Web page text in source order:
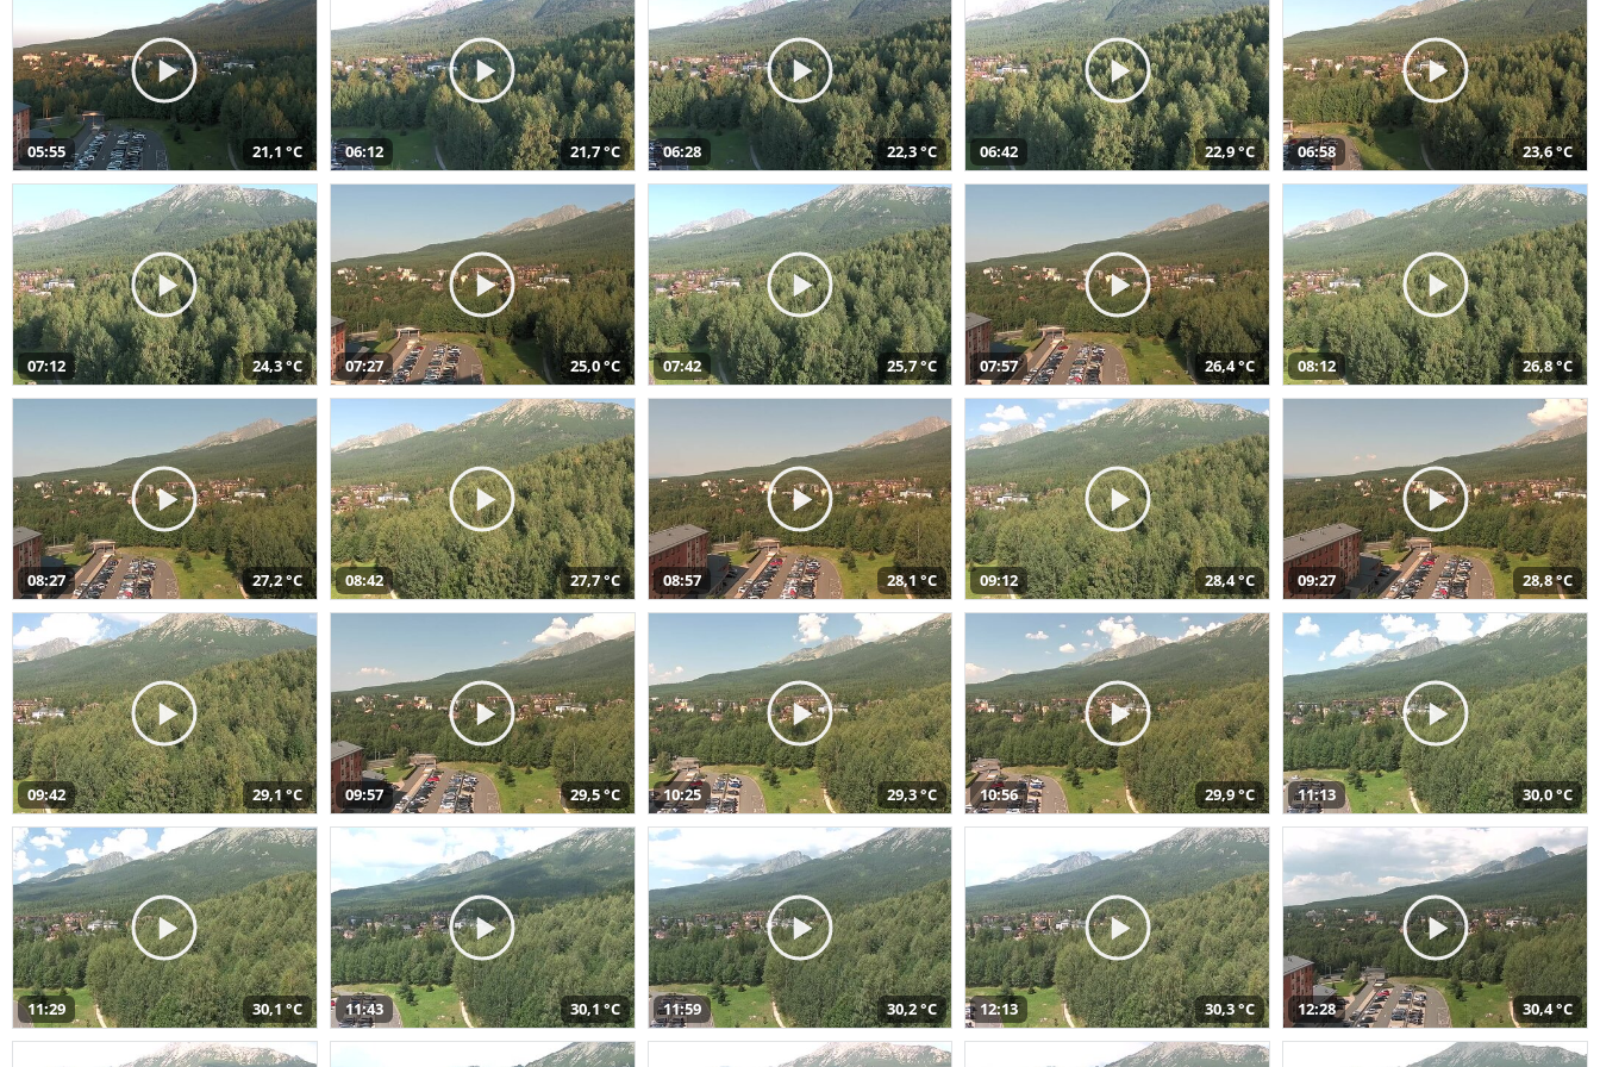
05:55 21,1 °C 06:12 21,7 °C 06:28 22,3 °C 06:42 22,9 °C 06:58 23,6 °C
07:12 24,3 °C 07:27 25,0 °C 07:42 25,7 °C 07:57 26,4 °C 08:12 26,8 °C
08:27 27,2 °C 08:42 27,7 °C 08:57 28,1 °C 09:12 28,4 °C 09:27 28,8 °C
09:42 29,1 °C 09:57 29,5 °C 10:25 29,3 °C 10:56 29,9 °C 11:13 30,0 °C
11:29 30,1 °C 11:43 30,1 °C 11:59 30,2 °C 12:13 30,3 °C 12:28 30,4 °C